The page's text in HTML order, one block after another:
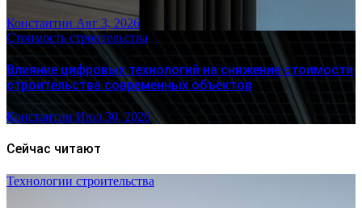
Константин Авг 3, 2026
Стоимость строительства
Влияние цифровых технологий на снижение стоимости
строительства современных объектов
Константин Июл 30, 2026
Сейчас читают
Технологии строительства